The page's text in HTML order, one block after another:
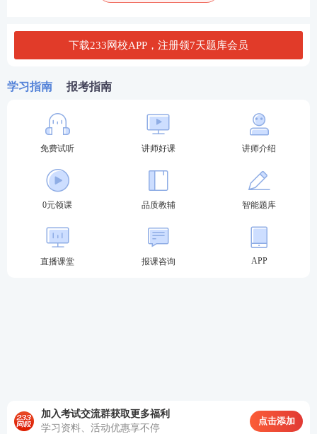
包括金融强国的关键核心金融要素，金融高质量
发展的实践要求；金融工作的政治性、人民性，
融发展道路的显著区别；中国特色现代金融体系
融基础设施体系；建设具有高度适应性、竞争
力、普惠性的中国特色现代金融体系；积极培育
中国特色金融文化。
3.提升金融服务实体经济质效。包括金融与实体
问题；健全多层次金融服务体系，壮大耐心资
本；做好科技金融、绿色金融、普惠金融、养老
来，我国防范化解重大金融风险攻坚战取得的成
效；完善金融风险识别、监测、预警和处置机
下载233网校APP，注册领7天题库会员
学习指南 报考指南
免费试听 讲师好课 讲师介绍
0元领课 品质教辅 智能题库
直播课堂 报课咨询 APP
加入考试交流群获取更多福利
学习资料、活动优惠享不停
点击添加